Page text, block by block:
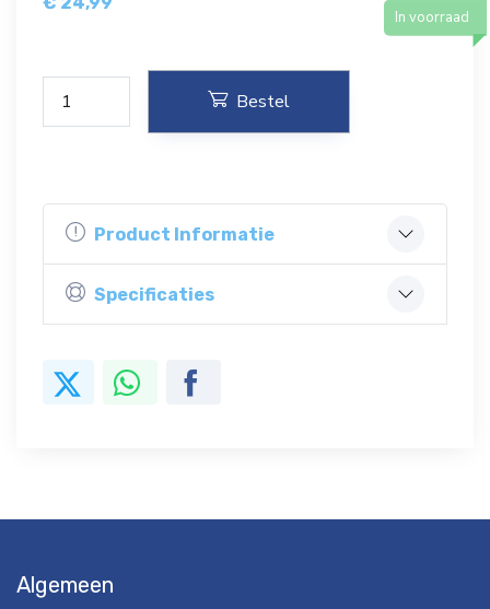
In voorraad
Bestel
Product Informatie
Specificaties
Algemeen